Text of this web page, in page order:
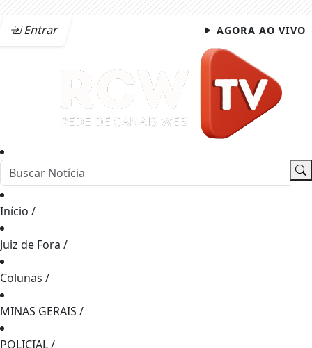
Entrar AGORA AO VIVO
Início /
Juiz de Fora /
Colunas /
MINAS GERAIS /
POLICIAL/